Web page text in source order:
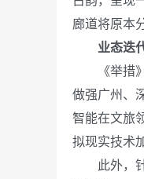
廊道将原本
业态迭代
《举措》
做强广州、
智能在文旅
拟现实技术
此外，针